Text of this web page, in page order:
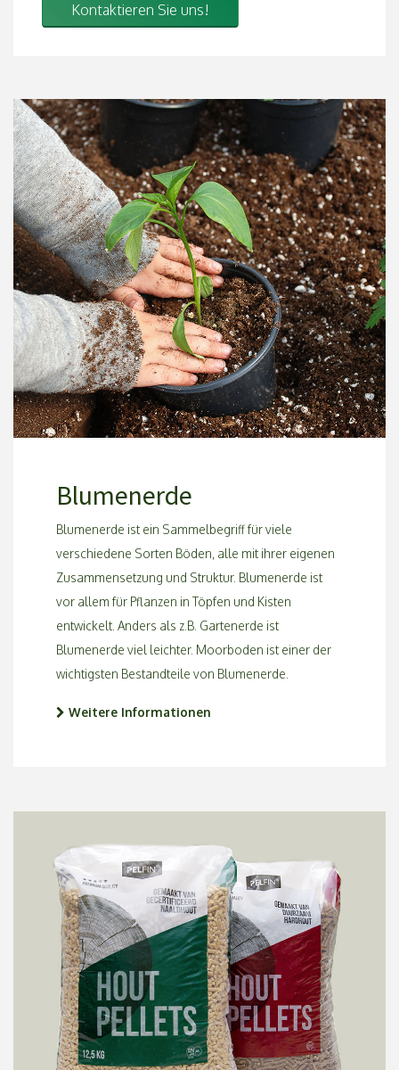
Kontaktieren Sie uns!
Blumenerde
Blumenerde ist ein Sammelbegriff für viele
verschiedene Sorten Böden, alle mit ihrer eigenen
Zusammensetzung und Struktur. Blumenerde ist
vor allem für Pflanzen in Töpfen und Kisten
entwickelt. Anders als z.B. Gartenerde ist
Blumenerde viel leichter. Moorboden ist einer der
wichtigsten Bestandteile von Blumenerde.
Weitere Informationen